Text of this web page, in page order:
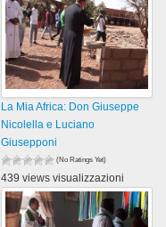
La Mia Africa: Don Giuseppe
Nicolella e Luciano
Giusepponi
(No Ratings Yet)
439 views visualizzazioni